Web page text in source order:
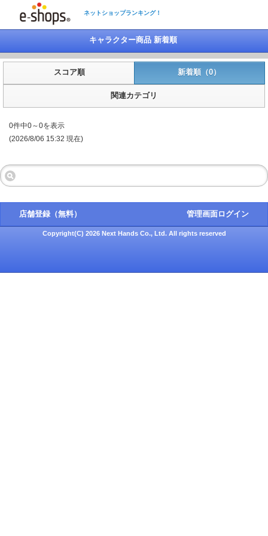
ネットショップランキング！
キャラクター商品 新着順
スコア順 新着順（0）
関連カテゴリ
0件中0～0を表示
(2026/8/06 15:32 現在)
店舗登録（無料） 管理画面ログイン
Copyright(C) 2026 Next Hands Co., Ltd. All rights reserved